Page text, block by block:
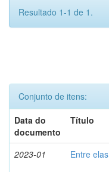
Resultado 1-1 de 1.
Conjunto de itens:
Data do
documento
Título
2023-01 Entre elas